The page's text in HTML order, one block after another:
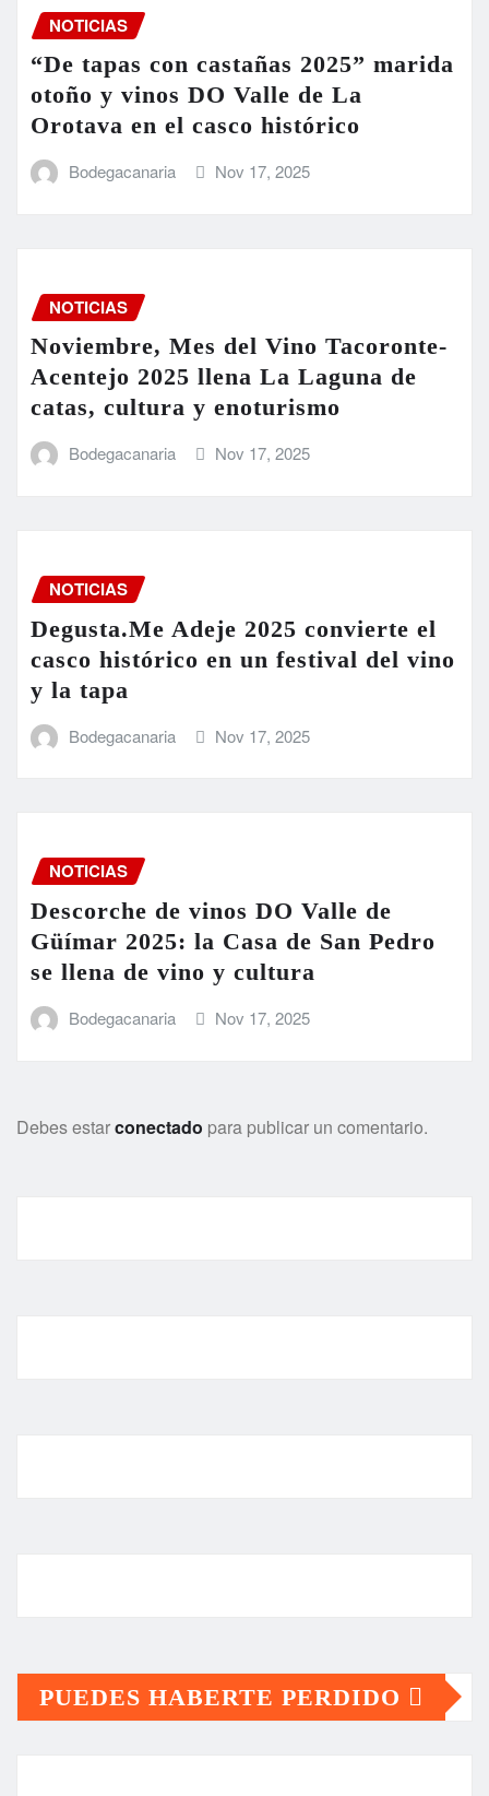
NOTICIAS
“De tapas con castañas 2025” marida
otoño y vinos DO Valle de La
Orotava en el casco histórico
Bodegacanaria Nov 17, 2025
NOTICIAS
Noviembre, Mes del Vino Tacoronte-
Acentejo 2025 llena La Laguna de
catas, cultura y enoturismo
Bodegacanaria Nov 17, 2025
NOTICIAS
Degusta.Me Adeje 2025 convierte el
casco histórico en un festival del vino
y la tapa
Bodegacanaria Nov 17, 2025
NOTICIAS
Descorche de vinos DO Valle de
Güímar 2025: la Casa de San Pedro
se llena de vino y cultura
Bodegacanaria Nov 17, 2025
Debes estarconectado para publicar un comentario.
PUEDES HABERTE PERDIDO